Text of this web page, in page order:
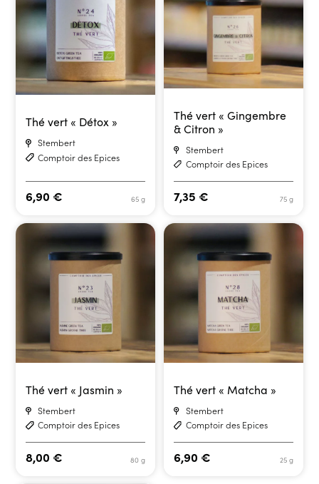
Thé vert « Détox »
Stembert
Comptoir des Epices
65 g
6,90€
Thé vert « Gingembre
& Citron »
Stembert
Comptoir des Epices
75 g
7,35 €
Thé vert « Jasmin »
Stembert
Comptoir des Epices
80 g
8,00€
Thé vert « Matcha »
Stembert
Comptoir des Epices
25 g
6,90 €